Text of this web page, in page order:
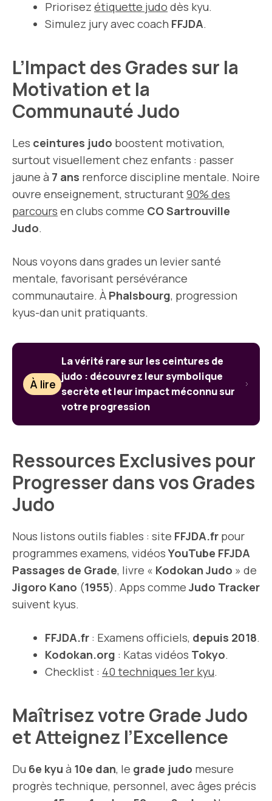
Priorisez étiquette judo dès kyu.
Simulez jury avec coach FFJDA.
L’Impact des Grades sur la
Motivation et la
Communauté Judo
Les ceintures judo boostent motivation,
surtout visuellement chez enfants : passer
jaune à 7 ans renforce discipline mentale. Noire
ouvre enseignement, structurant90% des
parcours en clubs comme CO Sartrouville
Judo.
Nous voyons dans grades un levier santé
mentale, favorisant persévérance
communautaire. À Phalsbourg, progression
kyus-dan unit pratiquants.
À lire
La vérité rare sur les ceintures de
judo : découvrez leur symbolique
secrète et leur impact méconnu sur
votre progression
Ressources Exclusives pour
Progresser dans vos Grades
Judo
Nous listons outils fiables : site FFJDA.fr pour
programmes examens, vidéosYouTube FFJDA
Passages de Grade, livre « Kodokan Judo » de
Jigoro Kano (1955). Apps commeJudo Tracker
suivent kyus.
FFJDA.fr : Examens officiels, depuis 2018.
Kodokan.org : Katas vidéos Tokyo.
Checklist : 40 techniques 1er kyu.
Maîtrisez votre Grade Judo
et Atteignez l’Excellence
Du 6e kyu à 10e dan, le grade judo mesure
progrès technique, personnel, avec âges précis